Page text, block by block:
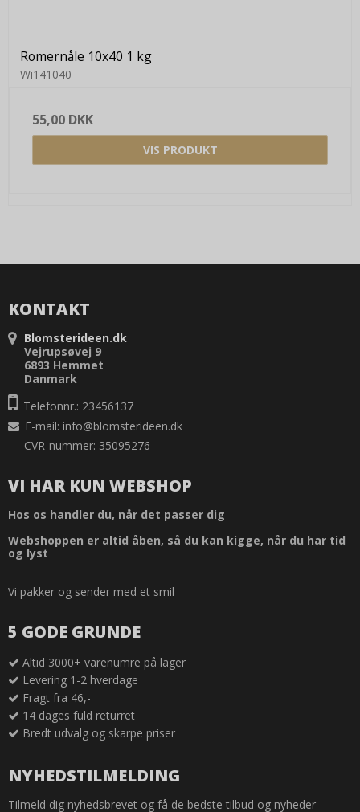
Romernåle 10x40 1 kg
Wi141040
55,00 DKK
VIS PRODUKT
KONTAKT
Blomsterideen.dk
Vejrupsøvej 9
6893 Hemmet
Danmark
Telefonnr.: 23456137
E-mail: info@blomsterideen.dk
CVR-nummer: 35095276
VI HAR KUN WEBSHOP
Hos os handler du, når det passer dig
Webshoppen er altid åben, så du kan kigge, når du har tid
og lyst
Vi pakker og sender med et smil
5 GODE GRUNDE
Altid 3000+ varenumre på lager
Levering 1-2 hverdage
Fragt fra 46,-
14 dages fuld returret
Bredt udvalg og skarpe priser
NYHEDSTILMELDING
Tilmeld dig nyhedsbrevet og få de bedste tilbud og nyheder